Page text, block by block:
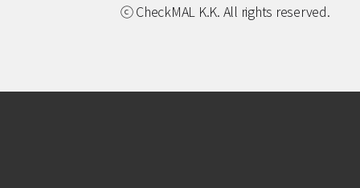
ⓒ CheckMAL K.K. All rights reserved.